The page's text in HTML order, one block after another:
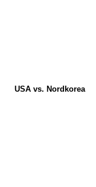
USA vs. Nordkorea